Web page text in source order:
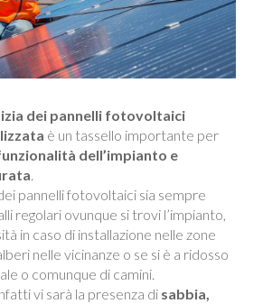
dei pannelli fotovoltaici
è un tassello importante per
dell’impianto e
.
pannelli fotovoltaici sia sempre
regolari ovunque si trovi l’impianto,
in caso di installazione nelle zone
nelle vicinanze o se si è a ridosso
o comunque di camini.
vi sarà la presenza di sabbia,